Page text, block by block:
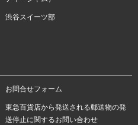
渋谷スイーツ部
お問合せフォーム
東急百貨店から発送される郵送物の発
送停止に関するお問い合わせ